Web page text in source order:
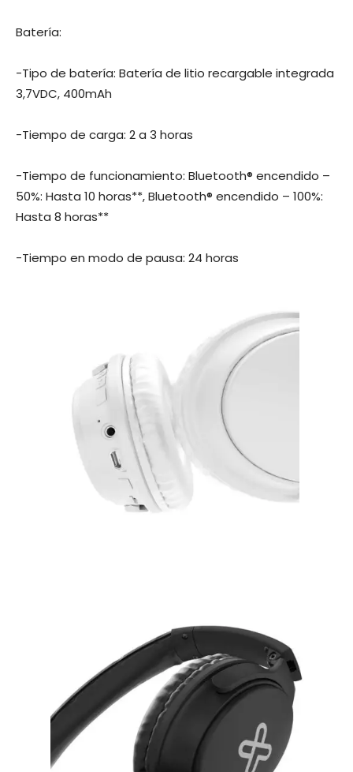
Batería:
-Tipo de batería: Batería de litio recargable integrada
3,7VDC, 400mAh
-Tiempo de carga: 2 a 3 horas
-Tiempo de funcionamiento: Bluetooth® encendido –
50%: Hasta 10 horas**, Bluetooth® encendido – 100%:
Hasta 8 horas**
-Tiempo en modo de pausa: 24 horas